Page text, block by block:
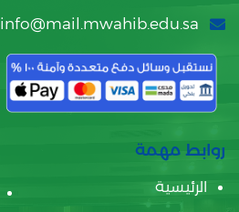
info@mail.mwahib.edu.sa
روابط مهمة
الرئيسية